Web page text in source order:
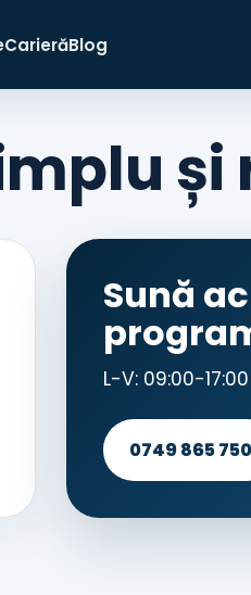
CarierăBlog
și
Sună
L-V: 09:00-17:00
0749 865 750